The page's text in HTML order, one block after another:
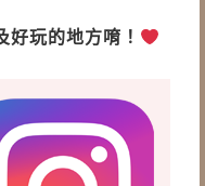
好玩的地方唷！